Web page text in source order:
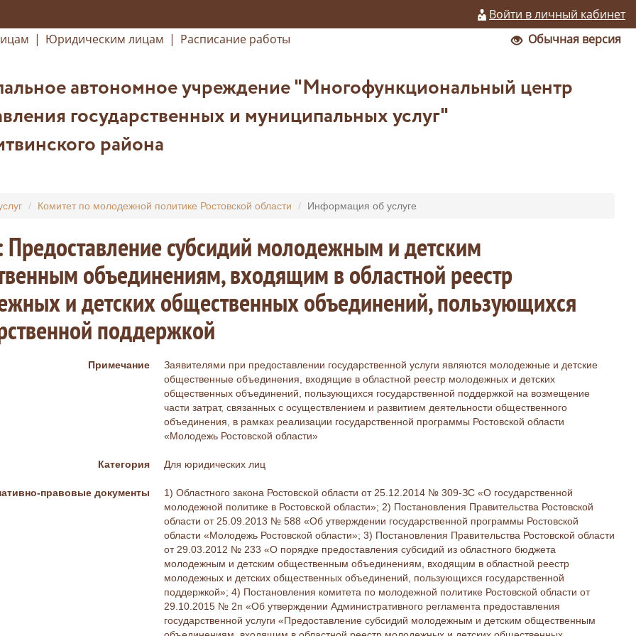
Войти в личный кабинет
| Юридическим лицам | Расписание работы Обычная версия
автономное учреждение "Многофункциональный центр
государственных и муниципальных услуг"
района
Комитет по молодежной политике Ростовской области Информация об услуге
Предоставление субсидий молодежным и детским
объединениям, входящим в областной реестр
и детских общественных объединений, пользующихся
поддержкой
Примечание
Заявителями при предоставлении государственной услуги являются молодежные и детские
общественные объединения, входящие в областной реестр молодежных и детских
общественных объединений, пользующихся государственной поддержкой на возмещение
части затрат, связанных с осуществлением и развитием деятельности общественного
объединения, в рамках реализации государственной программы Ростовской области
«Молодежь Ростовской области»
Категория Для юридических лиц
правовые документы
1) Областного закона Ростовской области от 25.12.2014 № 309-ЗС «О государственной
молодежной политике в Ростовской области»; 2) Постановления Правительства Ростовской
области от 25.09.2013 № 588 «Об утверждении государственной программы Ростовской
области «Молодежь Ростовской области»; 3) Постановления Правительства Ростовской области
от 29.03.2012 № 233 «О порядке предоставления субсидий из областного бюджета
молодежным и детским общественным объединениям, входящим в областной реестр
молодежных и детских общественных объединений, пользующихся государственной
поддержкой»; 4) Постановления комитета по молодежной политике Ростовской области от
29.10.2015 № 2п «Об утверждении Административного регламента предоставления
государственной услуги «Предоставление субсидий молодежным и детским общественным